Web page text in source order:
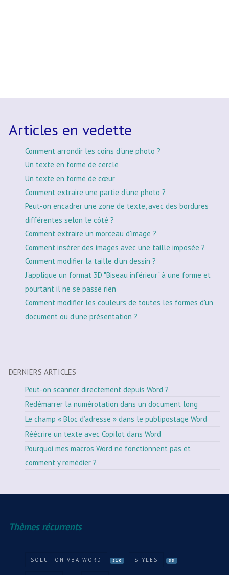
Articles en vedette
Comment arrondir les coins d'une photo ?
Un texte en forme de cercle
Un texte en forme de cœur
Comment extraire une partie d'une photo ?
Peut-on encadrer une zone de texte, avec des bordures
différentes selon le côté ?
Comment extraire un morceau d'image ?
Comment insérer des images avec une taille imposée ?
Comment modifier la taille d'un dessin ?
J'applique un format 3D "Biseau inférieur" à une forme et
pourtant il ne se passe rien
Comment modifier les couleurs de toutes les formes d'un
document ou d'une présentation ?
DERNIERS ARTICLES
Peut-on scanner directement depuis Word ?
Redémarrer la numérotation dans un document long
Le champ « Bloc d’adresse » dans le publipostage Word
Réécrire un texte avec Copilot dans Word
Pourquoi mes macros Word ne fonctionnent pas et
comment y remédier ?
Thèmes récurrents
SOLUTION VBA WORD 210 STYLES 33